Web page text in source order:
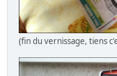
(fin du vernissage, tiens